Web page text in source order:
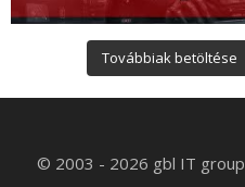
Továbbiak betöltése
© 2003 - 2026 gbl IT group